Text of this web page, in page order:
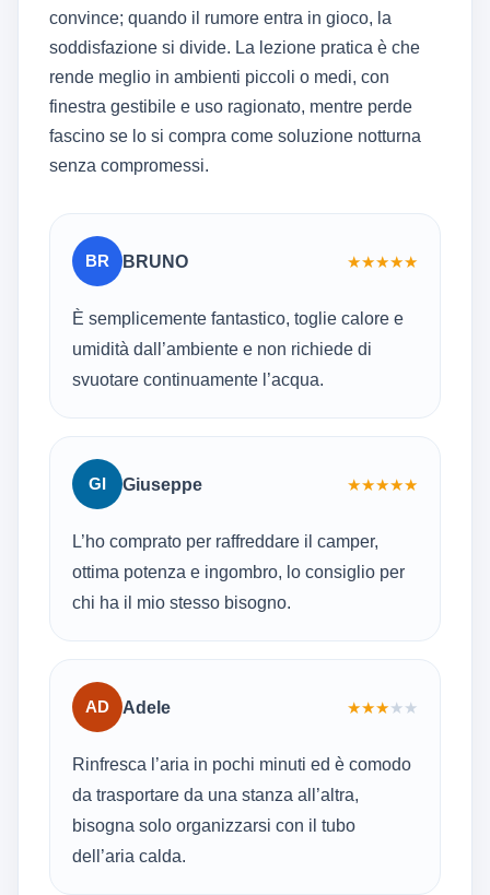
convince; quando il rumore entra in gioco, la
soddisfazione si divide. La lezione pratica è che
rende meglio in ambienti piccoli o medi, con
finestra gestibile e uso ragionato, mentre perde
fascino se lo si compra come soluzione notturna
senza compromessi.
BR BRUNO ★★★★★
È semplicemente fantastico, toglie calore e
umidità dall’ambiente e non richiede di
svuotare continuamente l’acqua.
GI Giuseppe ★★★★★
L’ho comprato per raffreddare il camper,
ottima potenza e ingombro, lo consiglio per
chi ha il mio stesso bisogno.
AD Adele ★★★★★
Rinfresca l’aria in pochi minuti ed è comodo
da trasportare da una stanza all’altra,
bisogna solo organizzarsi con il tubo
dell’aria calda.